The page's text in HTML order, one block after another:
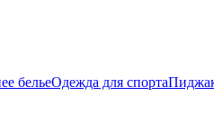
бельеОдежда для спорта